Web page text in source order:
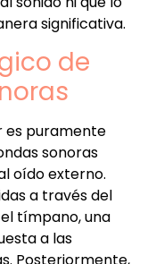
significativa.
de
es puramente
sonoras
oído externo.
a través del
tímpano, una
a las